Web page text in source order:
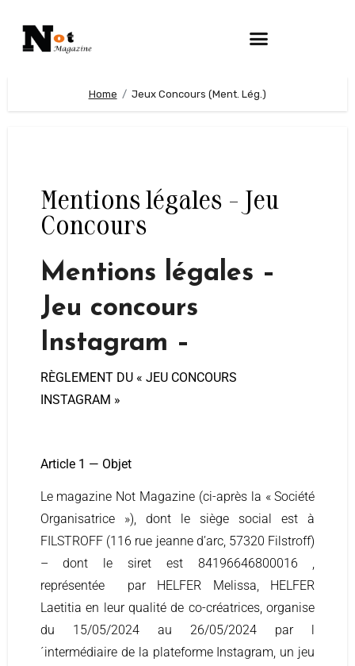
Home Jeux Concours (Ment. Lég.)
Mentions légales - Jeu
Concours
Mentions légales –
Jeu concours
Instagram –
RÈGLEMENT DU « JEU CONCOURS
INSTAGRAM »
Article 1 — Objet
Le magazine Not Magazine (ci-après la « Société
Organisatrice »), dont le siège social est à
FILSTROFF (116 rue jeanne d’arc, 57320 Filstroff)
– dont le siret est 84196646800016 ,
représentée par HELFER Melissa, HELFER
Laetitia en leur qualité de co-créatrices, organise
du 15/05/2024 au 26/05/2024 par l
´intermédiaire de la plateforme Instagram, un jeu